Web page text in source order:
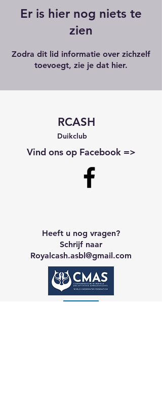
Er is hier nog niets te
zien
Zodra dit lid informatie over zichzelf
toevoegt, zie je dat hier.
RCASH
Duikclub
Vind ons op Facebook =>
Heeft u nog vragen?
Schrijf naar
Royalcash.asbl@gmail.com